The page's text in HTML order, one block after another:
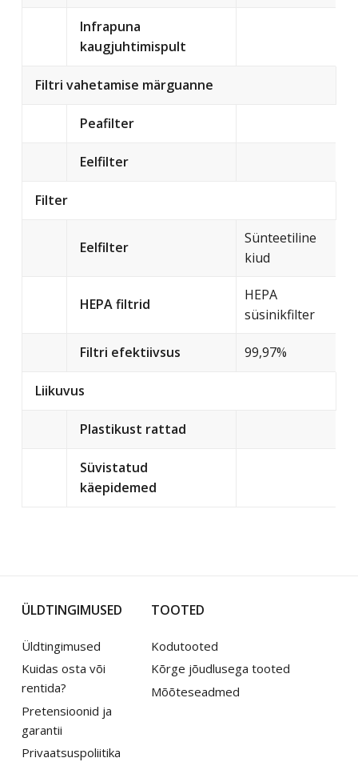
Infrapuna
kaugjuhtimispult
Filtri vahetamise märguanne
Peafilter
Eelfilter
Filter
Eelfilter
Sünteetiline
kiud
HEPA filtrid
HEPA
süsinikfilter
Filtri efektiivsus 99,97%
Liikuvus
Plastikust rattad
Süvistatud
käepidemed
ÜLDTINGIMUSED
Üldtingimused
Kuidas osta või
rentida?
Pretensioonid ja
garantii
Privaatsuspoliitika
TOOTED
Kodutooted
Kõrge jõudlusega tooted
Mõõteseadmed